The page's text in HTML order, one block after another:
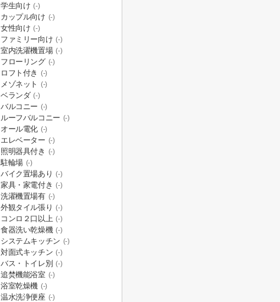
学生向け (-)
カップル向け (-)
女性向け (-)
ファミリー向け (-)
室内洗濯機置場 (-)
フローリング (-)
ロフト付き (-)
メゾネット (-)
ベランダ (-)
バルコニー (-)
ルーフバルコニー (-)
オール電化 (-)
エレベーター (-)
照明器具付き (-)
駐輪場 (-)
バイク置場あり (-)
家具・家電付き (-)
洗濯機置場有 (-)
外観タイル張り (-)
コンロ２口以上 (-)
食器洗い乾燥機 (-)
システムキッチン (-)
対面式キッチン (-)
バス・トイレ別 (-)
追焚機能浴室 (-)
浴室乾燥機 (-)
温水洗浄便座 (-)